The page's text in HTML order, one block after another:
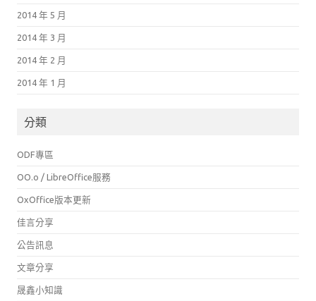
2014 年 5 月
2014 年 3 月
2014 年 2 月
2014 年 1 月
分類
ODF專區
OO.o / LibreOffice服務
OxOffice版本更新
佳言分享
公告訊息
文章分享
晟鑫小知識